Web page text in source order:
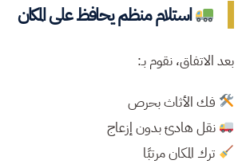
استلام منظم يحافظ على المكان
بعد الاتفاق، نقوم بـ:
فك الأثاث بحرص
نقل هادئ بدون إزعاج
ترك المكان مرتبًا